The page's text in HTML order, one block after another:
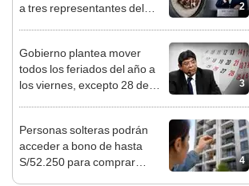
2
a tres representantes del
3
Gobierno plantea mover
todos los feriados del año a
los viernes, excepto 28 de
4
Personas solteras podrán
acceder a bono de hasta
S/52.250 para comprar